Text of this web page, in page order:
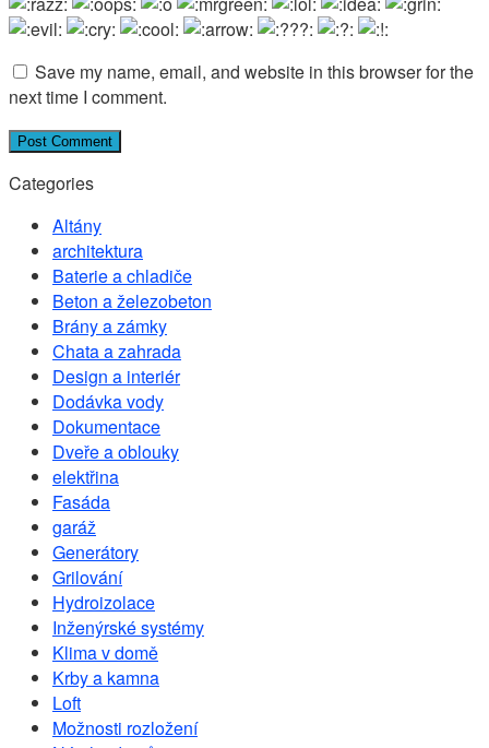
Save my name, email, and website in this browser for the
next time I comment.
Categories
Altány
architektura
Baterie a chladiče
Beton a železobeton
Brány a zámky
Chata a zahrada
Design a interiér
Dodávka vody
Dokumentace
Dveře a oblouky
elektřina
Fasáda
garáž
Generátory
Grilování
Hydroizolace
Inženýrské systémy
Klima v domě
Krby a kamna
Loft
Možnosti rozložení